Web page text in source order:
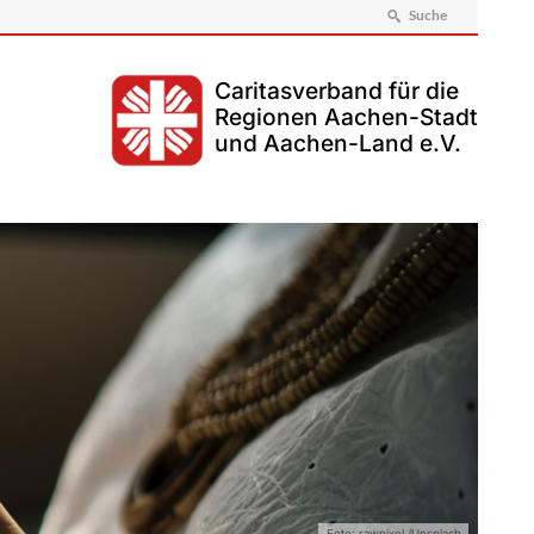
Suche
Caritasverband für die
Regionen Aachen-Stadt
und Aachen-Land e.V.